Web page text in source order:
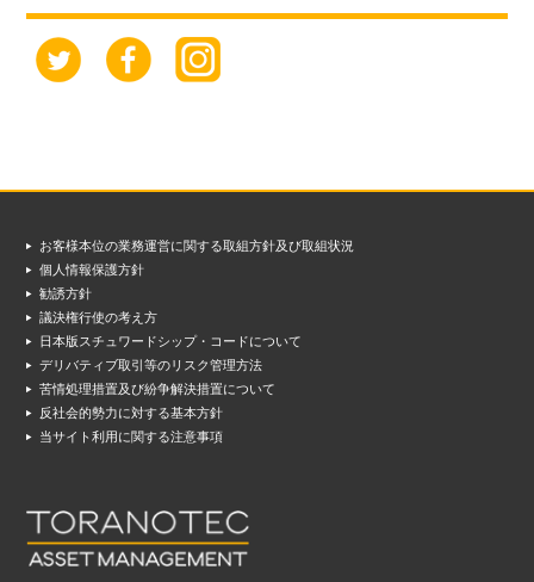
お客様本位の業務運営に関する取組方針及び取組状況
個人情報保護方針
勧誘方針
議決権行使の考え方
日本版スチュワードシップ・コードについて
デリバティブ取引等のリスク管理方法
苦情処理措置及び紛争解決措置について
反社会的勢力に対する基本方針
当サイト利用に関する注意事項